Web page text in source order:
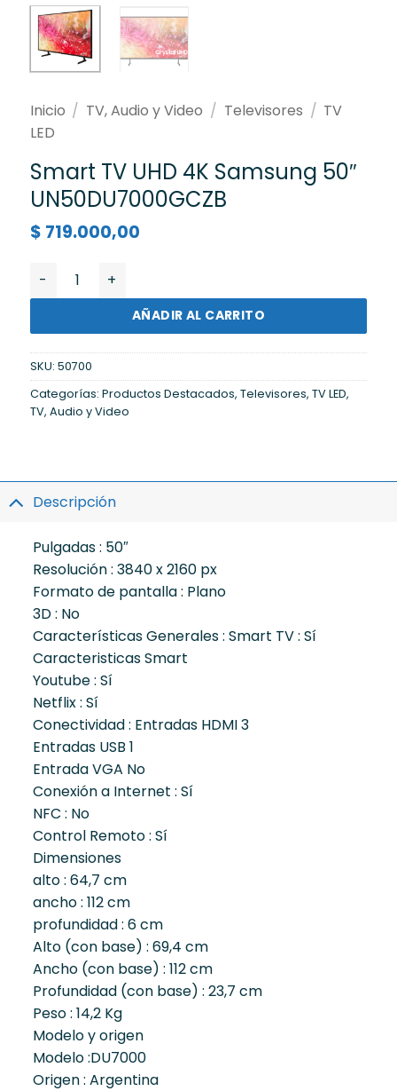
Inicio / TV, Audio y Video / Televisores / TV
LED
Smart TV UHD 4K Samsung 50″
UN50DU7000GCZB
$ 719.000,00
Smart TV UHD 4K Samsung 50" UN50DU7000GCZB
AÑADIR AL CARRITO
SKU: 50700
Categorías: Productos Destacados, Televisores, TV LED,
TV, Audio y Video
Descripción
Pulgadas : 50″
Resolución : 3840 x 2160 px
Formato de pantalla : Plano
3D : No
Características Generales : Smart TV : Sí
Caracteristicas Smart
Youtube : Sí
Netflix : Sí
Conectividad : Entradas HDMI 3
Entradas USB 1
Entrada VGA No
Conexión a Internet : Sí
NFC : No
Control Remoto : Sí
Dimensiones
alto : 64,7 cm
ancho : 112 cm
profundidad : 6 cm
Alto (con base) : 69,4 cm
Ancho (con base) : 112 cm
Profundidad (con base) : 23,7 cm
Peso : 14,2 Kg
Modelo y origen
Modelo :DU7000
Origen : Argentina